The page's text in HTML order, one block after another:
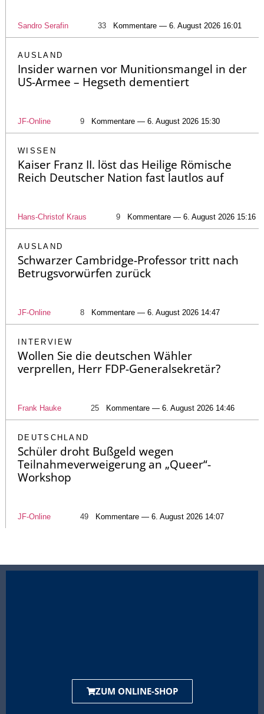
Sandro Serafin 33 Kommentare — 6. August 2026 16:01
AUSLAND
Insider warnen vor Munitionsmangel in der
US-Armee – Hegseth dementiert
JF-Online 9 Kommentare — 6. August 2026 15:30
WISSEN
Kaiser Franz II. löst das Heilige Römische
Reich Deutscher Nation fast lautlos auf
Hans-Christof Kraus 9 Kommentare — 6. August 2026 15:16
AUSLAND
Schwarzer Cambridge-Professor tritt nach
Betrugsvorwürfen zurück
JF-Online 8 Kommentare — 6. August 2026 14:47
INTERVIEW
Wollen Sie die deutschen Wähler
verprellen, Herr FDP-Generalsekretär?
Frank Hauke 25 Kommentare — 6. August 2026 14:46
DEUTSCHLAND
Schüler droht Bußgeld wegen
Teilnahmeverweigerung an „Queer“-
Workshop
JF-Online 49 Kommentare — 6. August 2026 14:07
ZUM ONLINE-SHOP